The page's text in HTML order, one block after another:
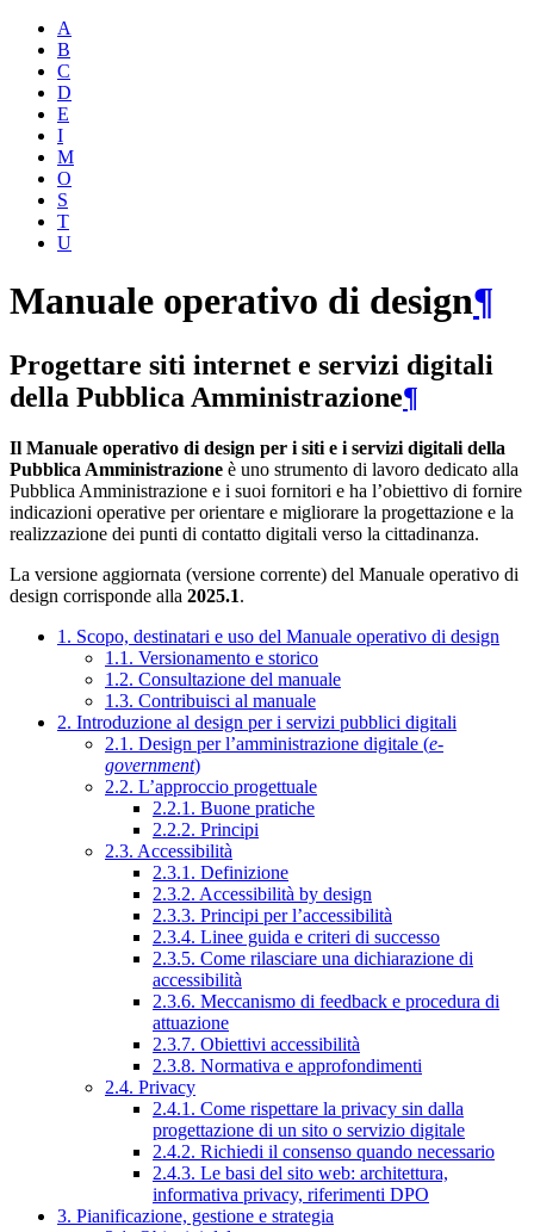
A
B
C
D
E
I
M
O
S
T
U
Manuale operativo di design¶
Progettare siti internet e servizi digitali
della Pubblica Amministrazione¶
Il Manuale operativo di design per i siti e i servizi digitali della
Pubblica Amministrazione è uno strumento di lavoro dedicato alla
Pubblica Amministrazione e i suoi fornitori e ha l’obiettivo di fornire
indicazioni operative per orientare e migliorare la progettazione e la
realizzazione dei punti di contatto digitali verso la cittadinanza.
La versione aggiornata (versione corrente) del Manuale operativo di
design corrisponde alla 2025.1.
1. Scopo, destinatari e uso del Manuale operativo di design
1.1. Versionamento e storico
1.2. Consultazione del manuale
1.3. Contribuisci al manuale
2. Introduzione al design per i servizi pubblici digitali
2.1. Design per l’amministrazione digitale (e-
government)
2.2. L’approccio progettuale
2.2.1. Buone pratiche
2.2.2. Principi
2.3. Accessibilità
2.3.1. Definizione
2.3.2. Accessibilità by design
2.3.3. Principi per l’accessibilità
2.3.4. Linee guida e criteri di successo
2.3.5. Come rilasciare una dichiarazione di
accessibilità
2.3.6. Meccanismo di feedback e procedura di
attuazione
2.3.7. Obiettivi accessibilità
2.3.8. Normativa e approfondimenti
2.4. Privacy
2.4.1. Come rispettare la privacy sin dalla
progettazione di un sito o servizio digitale
2.4.2. Richiedi il consenso quando necessario
2.4.3. Le basi del sito web: architettura,
informativa privacy, riferimenti DPO
3. Pianificazione, gestione e strategia